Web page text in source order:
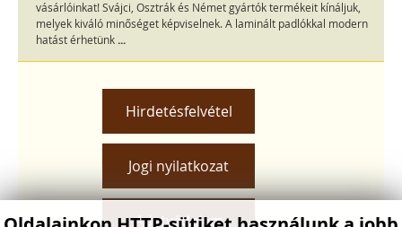
vásárlóinkat! Svájci, Osztrák és Német gyártók termékeit kínáljuk,
melyek kiváló minőséget képviselnek. A laminált padlókkal modern
hatást érhetünk ...
Hirdetésfelvétel
Jogi nyilatkozat
Adatvédelem